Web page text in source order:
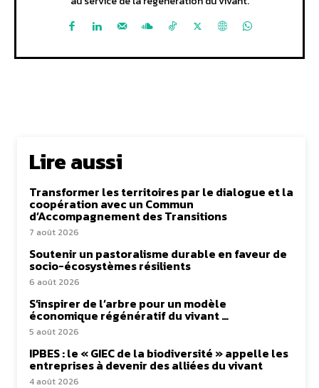
Lire aussi
Transformer les territoires par le dialogue et la
coopération avec un Commun
d’Accompagnement des Transitions
7 août 2026
Soutenir un pastoralisme durable en faveur de
socio-écosystèmes résilients
6 août 2026
S’inspirer de l’arbre pour un modèle
économique régénératif du vivant …
5 août 2026
IPBES : le « GIEC de la biodiversité » appelle les
entreprises à devenir des alliées du vivant
4 août 2026